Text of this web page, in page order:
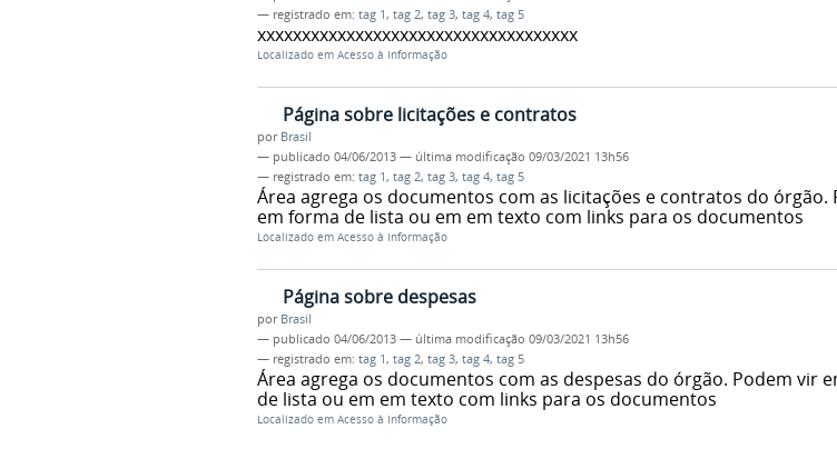
— registrado em: tag 1, tag 2, tag 3, tag 4, tag 5
xxxxxxxxxxxxxxxxxxxxxxxxxxxxxxxxxxxx
Localizado em Acesso à Informação
Página sobre licitações e contratos
por Brasil
— publicado 04/06/2013 — última modificação 09/03/2021 13h56
— registrado em: tag 1, tag 2, tag 3, tag 4, tag 5
Área agrega os documentos com as licitações e contratos do órgão.
em forma de lista ou em em texto com links para os documentos
Localizado em Acesso à Informação
Página sobre despesas
por Brasil
— publicado 04/06/2013 — última modificação 09/03/2021 13h56
— registrado em: tag 1, tag 2, tag 3, tag 4, tag 5
Área agrega os documentos com as despesas do órgão. Podem vir
de lista ou em em texto com links para os documentos
Localizado em Acesso à Informação